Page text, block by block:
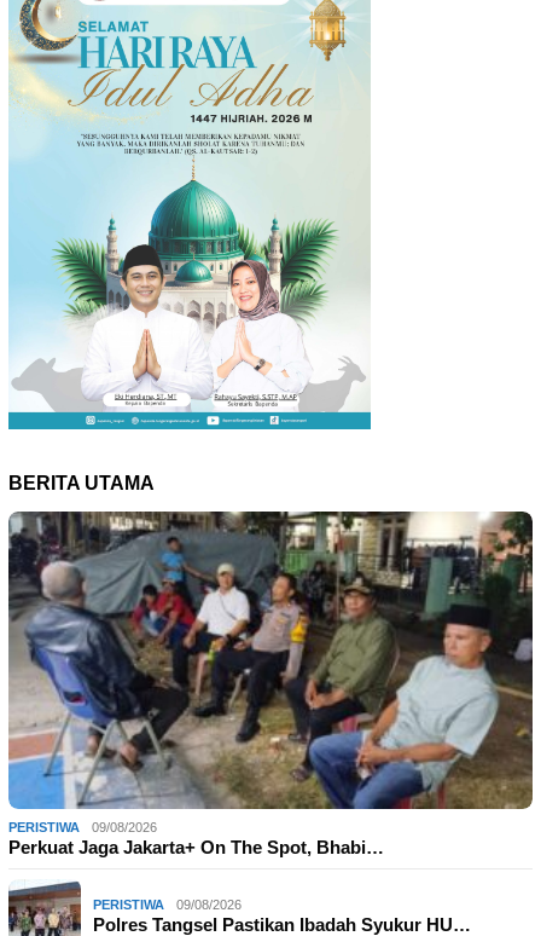
BERITA UTAMA
PERISTIWA 09/08/2026
Perkuat Jaga Jakarta+ On The Spot, Bhabi…
PERISTIWA 09/08/2026
Polres Tangsel Pastikan Ibadah Syukur HU…